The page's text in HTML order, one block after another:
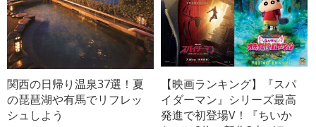
関西の日帰り温泉37選！夏
の琵琶湖や有馬でリフレッ
シュしよう
【映画ランキング】『スパ
イダーマン』シリーズ最高
発進で初登場V！『ちいか